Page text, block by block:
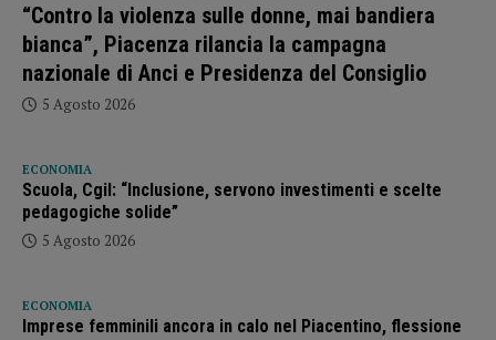
“Contro la violenza sulle donne, mai bandiera
bianca”, Piacenza rilancia la campagna
nazionale di Anci e Presidenza del Consiglio
5 Agosto 2026
ECONOMIA
Scuola, Cgil: “Inclusione, servono investimenti e scelte
pedagogiche solide”
5 Agosto 2026
ECONOMIA
Imprese femminili ancora in calo nel Piacentino, flessione